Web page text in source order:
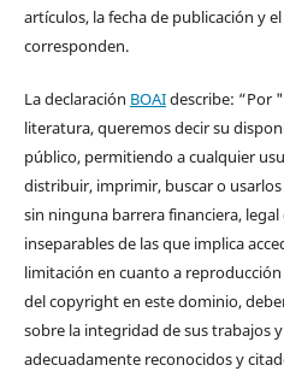
artículos, la fecha de publicación y
corresponden.
La declaración BOAIdescribe: “Por
literatura, queremos decir su
público, permitiendo a cualquier
distribuir, imprimir, buscar o
sin ninguna barrera financiera,
inseparables de las que implica
limitación en cuanto a
del copyright en este dominio,
sobre la integridad de sus trabajos
adecuadamente reconocidos y